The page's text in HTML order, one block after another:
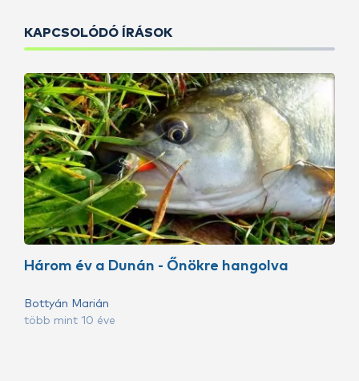
KAPCSOLÓDÓ ÍRÁSOK
Három év a Dunán - Őnökre hangolva
Bottyán Marián
több mint 10 éve